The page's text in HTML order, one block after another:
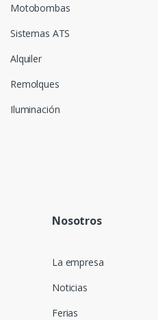
Motobombas
Sistemas ATS
Alquiler
Remolques
Iluminación
Nosotros
La empresa
Noticias
Ferias